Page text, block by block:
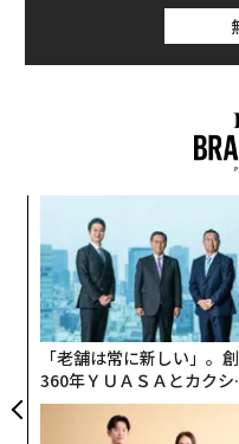
⚡️Full video of the
🇺🇸American IFV
Abrams tank in
pic.twitter.com/
—
November 1, 2024
3両はロシア側からの砲
シア側陣地の樹林帯の
像やブラッドレーからの
の射撃は衰えている。
イブラムスを運用する
独立機械化旅団は、こ
「老舗は常に新しい」。
360年ＹＵＡＳＡとカクシ
CEO田尻望が語る、AIを
る人の価値